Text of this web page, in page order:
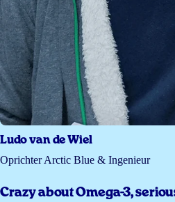
Ludo van de Wiel
Oprichter Arctic Blue & Ingenieur
Crazy about Omega-3,